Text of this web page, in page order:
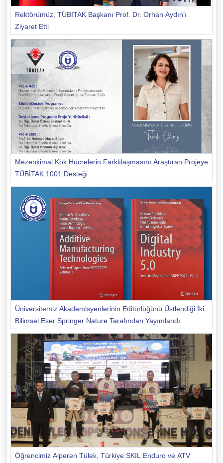
Rektörümüz, TÜBİTAK Başkanı Prof. Dr. Orhan Aydın’ı
Ziyaret Etti
Mezenkimal Kök Hücrelerin Farklılaşmasını Araştıran Projeye
TÜBİTAK 1001 Desteği
Üniversitemiz Akademisyenlerinin Editörlüğünü Üstlendiği İki
Bilimsel Eser Springer Nature Tarafından Yayımlandı
Öğrencimiz Alperen Tülek, Türkiye SKIL Enduro ve ATV